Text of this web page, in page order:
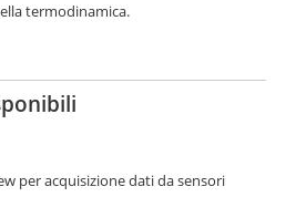
termodinamica.
per acquisizione dati da sensori